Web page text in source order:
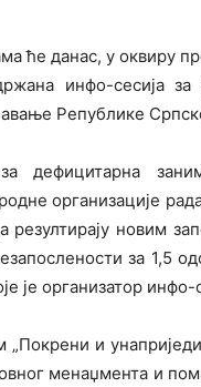
ће данас, у оквиру
инфо-сесија за
Републике
дефицитарна
организације
резултирају новим
за 1,5
је организатор инфо-
„Покрени и
менаџмента и